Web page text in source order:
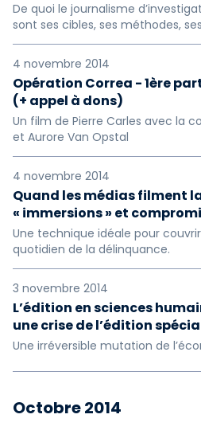
De quoi le journalisme
sont ses cibles, ses méthodes,
4 novembre 2014
Opération Correa - 1ère
(+ appel à dons)
Un film de Pierre Carles avec la
et Aurore Van Opstal
4 novembre 2014
Quand les médias filment
« immersions » et
Une technique idéale pour
quotidien de la délinquance.
3 novembre 2014
L’édition en sciences
une crise de l’édition
Une irréversible mutation de
Octobre 2014